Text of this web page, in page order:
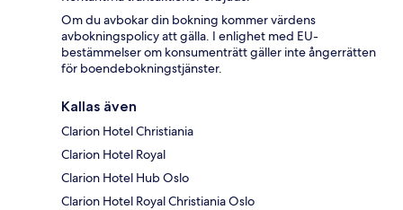
Om du avbokar din bokning kommer värdens
avbokningspolicy att gälla. I enlighet med EU-
bestämmelser om konsumenträtt gäller inte ångerrätten
för boendebokningstjänster.
Kallas även
Clarion Hotel Christiania
Clarion Hotel Royal
Clarion Hotel Hub Oslo
Clarion Hotel Royal Christiania Oslo